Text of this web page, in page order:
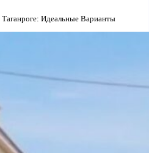
Идеальные Варианты